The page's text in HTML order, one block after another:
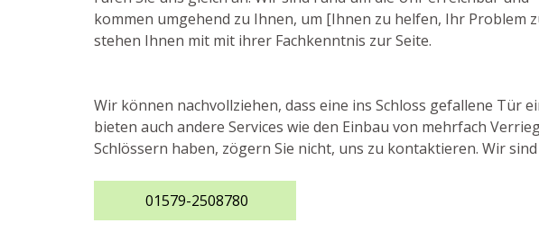
kommen umgehend zu Ihnen, um [Ihnen zu helfen, Ihr
stehen Ihnen mit mit ihrer Fachkenntnis zur Seite.
Wir können nachvollziehen, dass eine ins Schloss gefallene Tür
bieten auch andere Services wie den Einbau von mehrfach
Schlössern haben, zögern Sie nicht, uns zu kontaktieren. Wir
01579-2508780